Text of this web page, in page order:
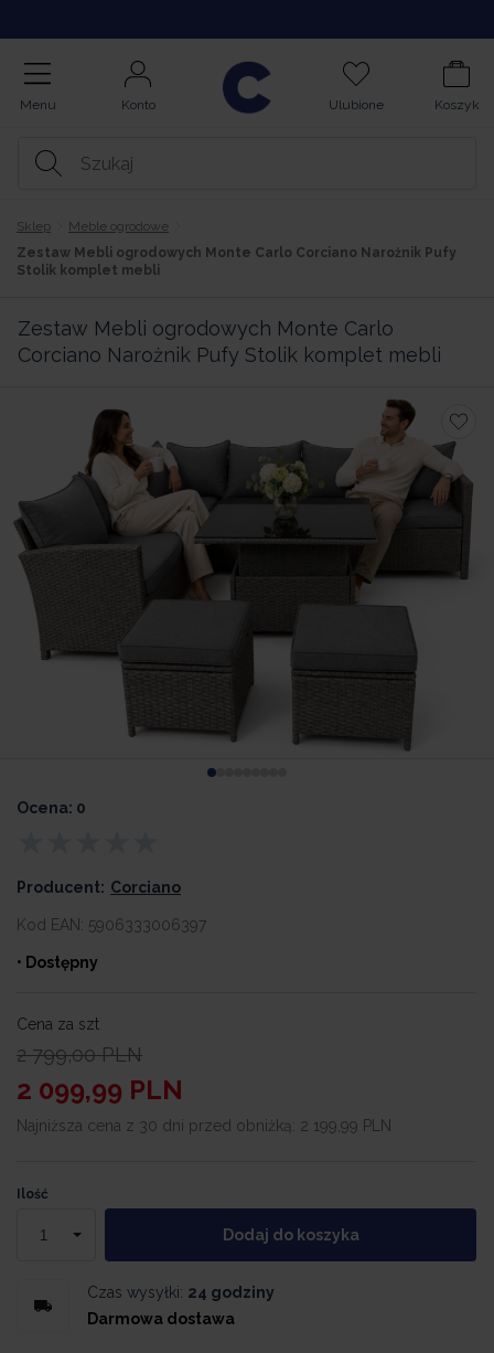
Menu Konto Ulubione Koszyk
Sklep
Meble ogrodowe
Zestaw Mebli ogrodowych Monte Carlo Corciano Narożnik Pufy
Stolik komplet mebli
Zestaw Mebli ogrodowych Monte Carlo
Corciano Narożnik Pufy Stolik komplet mebli
Ocena: 0
Producent: Corciano
Kod EAN: 5906333006397
• Dostępny
Cena za szt
2 799,00 PLN
2 099,99 PLN
Najniższa cena z 30 dni przed obniżką: 2 199,99 PLN
Ilość
Dodaj do koszyka
Czas wysyłki: 24 godziny
Darmowa dostawa